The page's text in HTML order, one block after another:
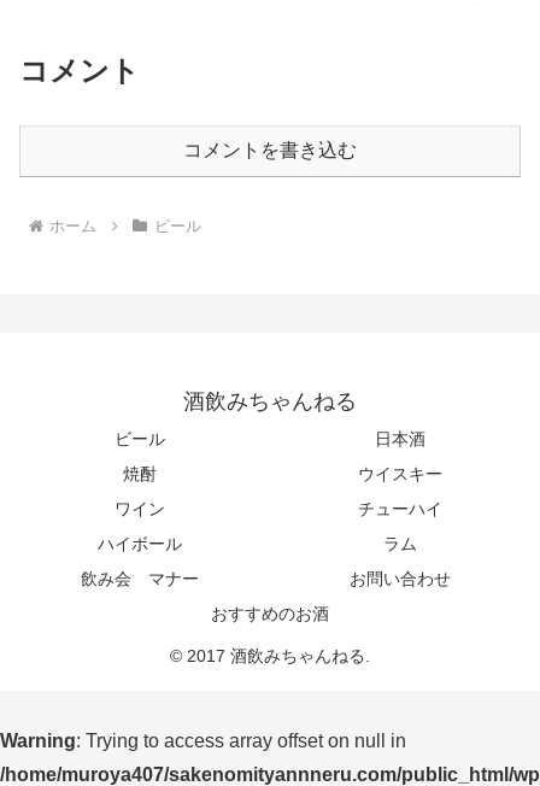
コメント
コメントを書き込む
ホーム ビール
酒飲みちゃんねる
ビール
日本酒
焼酎
ウイスキー
ワイン
チューハイ
ハイボール
ラム
飲み会 マナー
お問い合わせ
おすすめのお酒
© 2017 酒飲みちゃんねる.
Warning: Trying to access array offset on null in
/home/muroya407/sakenomityannneru.com/public_html/wp